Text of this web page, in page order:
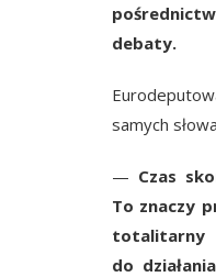
debaty.
samych
— Czas
To znaczy
totalitarny
do